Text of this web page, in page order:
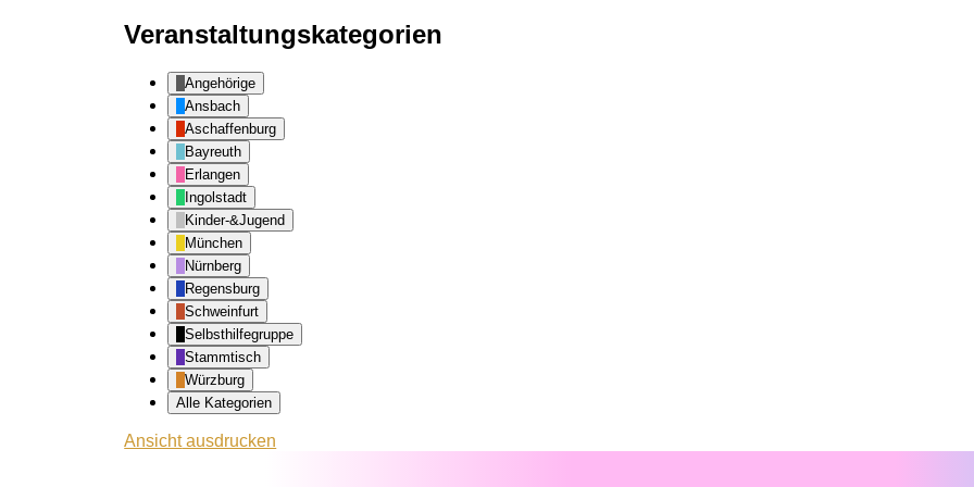
Veranstaltungskategorien
Angehörige
Ansbach
Aschaffenburg
Bayreuth
Erlangen
Ingolstadt
Kinder-&Jugend
München
Nürnberg
Regensburg
Schweinfurt
Selbsthilfegruppe
Stammtisch
Würzburg
Alle Kategorien
Ansichtausdrucken